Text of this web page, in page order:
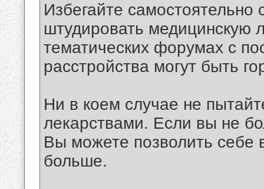
Избегайте самостоятельно
штудировать медицинскую
тематических форумах с
расстройства могут быть
Ни в коем случае не
лекарствами. Если вы не
Вы можете позволить себе
больше.